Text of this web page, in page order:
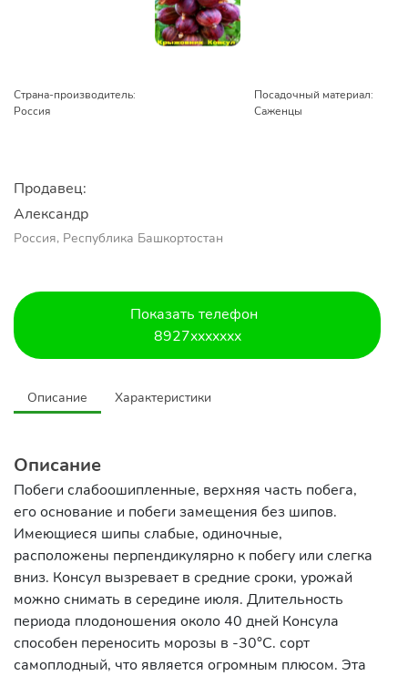
Страна-производитель:
Россия
Посадочный материал:
Саженцы
Продавец:
Александр
Россия, Республика Башкортостан
Показать телефон
8927xxxxxxx
Описание Характеристики
Описание
Побеги слабоошипленные, верхняя часть побега,
его основание и побеги замещения без шипов.
Имеющиеся шипы слабые, одиночные,
расположены перпендикулярно к побегу или слегка
вниз. Консул вызревает в средние сроки, урожай
можно снимать в середине июля. Длительность
периода плодоношения около 40 дней Консула
способен переносить морозы в -30°С. сорт
самоплодный, что является огромным плюсом. Эта